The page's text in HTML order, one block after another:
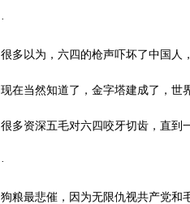
·
很多以为，六四的枪声吓坏了中国人
现在当然知道了，金字塔建成了，世
很多资深五毛对六四咬牙切齿，直到
·
狗粮最悲催，因为无限仇视共产党和